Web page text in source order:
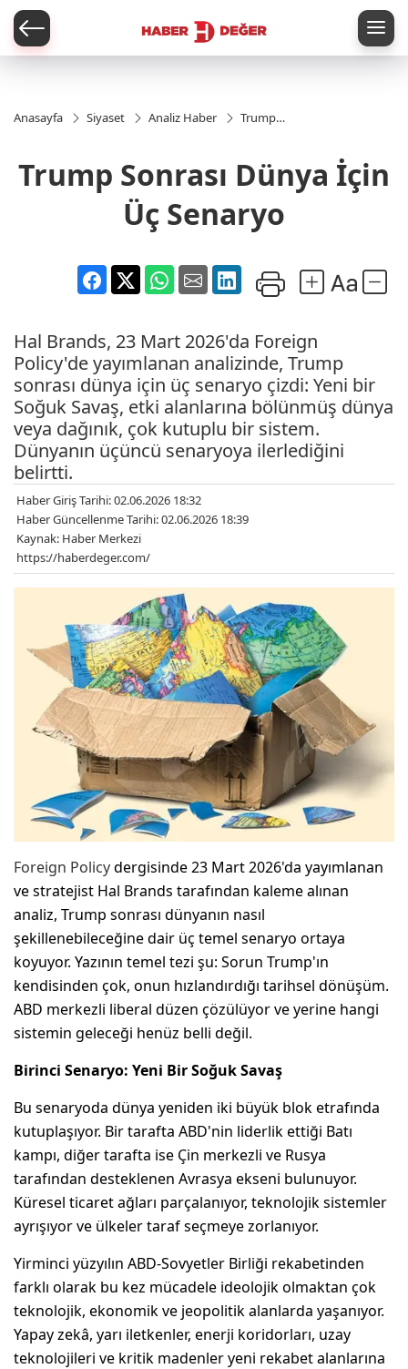
Anasayfa Siyaset Analiz Haber
Trump
İçin Üç
Senaryo
Trump Sonrası Dünya İçin
Üç Senaryo
Hal Brands, 23 Mart 2026'da Foreign
Policy'de yayımlanan analizinde, Trump
sonrası dünya için üç senaryo çizdi: Yeni bir
Soğuk Savaş, etki alanlarına bölünmüş dünya
veya dağınık, çok kutuplu bir sistem.
Dünyanın üçüncü senaryoya ilerlediğini
belirtti.
Haber Giriş Tarihi: 02.06.2026 18:32
Haber Güncellenme Tarihi: 02.06.2026 18:39
Kaynak: Haber Merkezi
https://haberdeger.com/
Foreign Policydergisinde 23 Mart 2026'da yayımlanan
ve stratejist Hal Brands tarafından kaleme alınan
analiz, Trump sonrası dünyanın nasıl
şekillenebileceğine dair üç temel senaryo ortaya
koyuyor. Yazının temel tezi şu: Sorun Trump'ın
kendisinden çok, onun hızlandırdığı tarihsel dönüşüm.
ABD merkezli liberal düzen çözülüyor ve yerine hangi
sistemin geleceği henüz belli değil.
Birinci Senaryo: Yeni Bir Soğuk Savaş
Bu senaryoda dünya yeniden iki büyük blok etrafında
kutuplaşıyor. Bir tarafta ABD'nin liderlik ettiği Batı
kampı, diğer tarafta ise Çin merkezli ve Rusya
tarafından desteklenen Avrasya ekseni bulunuyor.
Küresel ticaret ağları parçalanıyor, teknolojik sistemler
ayrışıyor ve ülkeler taraf seçmeye zorlanıyor.
Yirminci yüzyılın ABD-Sovyetler Birliği rekabetinden
farklı olarak bu kez mücadele ideolojik olmaktan çok
teknolojik, ekonomik ve jeopolitik alanlarda yaşanıyor.
Yapay zekâ, yarı iletkenler, enerji koridorları, uzay
teknolojileri ve kritik madenler yeni rekabet alanlarına